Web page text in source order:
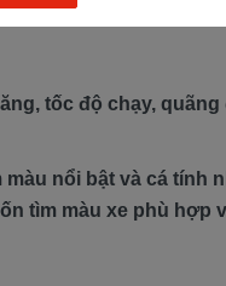
tốc độ chạy,
nổi bật và cá tính
tìm màu xe phù hợp